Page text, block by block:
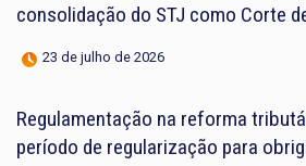
consolidação do STJ como Corte
23 de julho de 2026
Regulamentação na reforma
período de regularização para